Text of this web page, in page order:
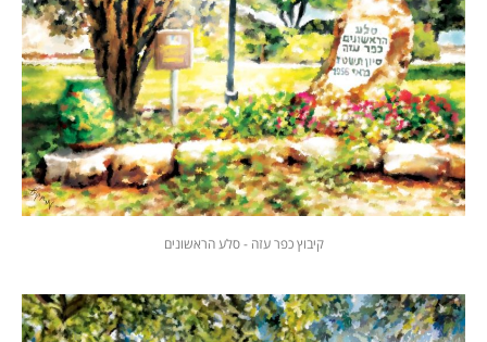
קיבוץ כפר עזה - סלע הראשונים